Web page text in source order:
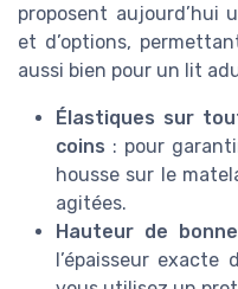
proposent aujourd’hui
et d’options,
aussi bien pour un lit
Élastiques sur
coins : pour
housse sur le
agitées.
Hauteur de
l’épaisseur